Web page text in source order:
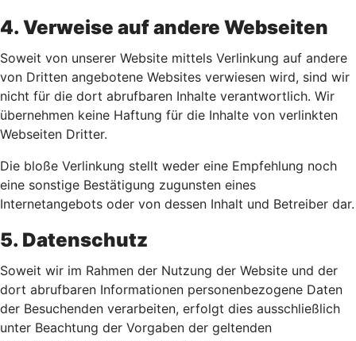
4. Verweise auf andere Webseiten
Soweit von unserer Website mittels Verlinkung auf andere
von Dritten angebotene Websites verwiesen wird, sind wir
nicht für die dort abrufbaren Inhalte verantwortlich. Wir
übernehmen keine Haftung für die Inhalte von verlinkten
Webseiten Dritter.
Die bloße Verlinkung stellt weder eine Empfehlung noch
eine sonstige Bestätigung zugunsten eines
Internetangebots oder von dessen Inhalt und Betreiber dar.
5. Datenschutz
Soweit wir im Rahmen der Nutzung der Website und der
dort abrufbaren Informationen personenbezogene Daten
der Besuchenden verarbeiten, erfolgt dies ausschließlich
unter Beachtung der Vorgaben der geltenden